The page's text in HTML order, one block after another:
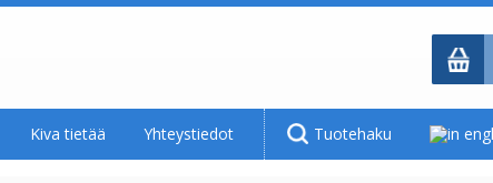
Kiva tietää Yhteystiedot Tuotehaku